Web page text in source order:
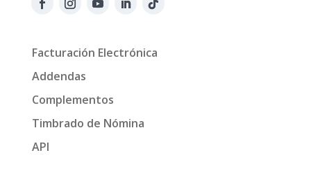
Facturación Electrónica
Addendas
Complementos
Timbrado de Nómina
API